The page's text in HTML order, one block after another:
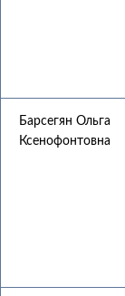
Барсегян Ольга
Ксенофонтовна